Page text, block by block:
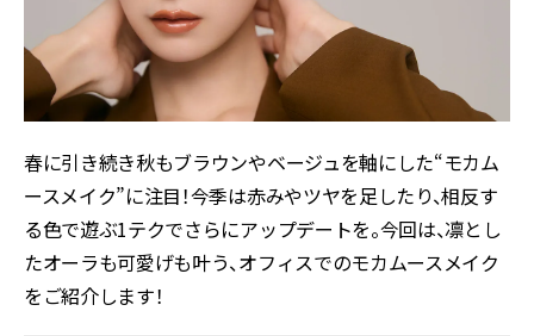
春に引き続き秋もブラウンやベージュを軸にした“モカム
ースメイク”に注目！今季は赤みやツヤを足したり、相反す
る色で遊ぶ1テクでさらにアップデートを。今回は、凛とし
たオーラも可愛げも叶う、オフィスでのモカムースメイク
をご紹介します！